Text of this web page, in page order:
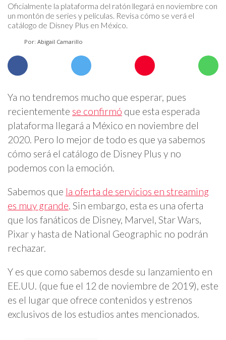
Oficialmente la plataforma del ratón llegará en noviembre con
un montón de series y películas. Revisa cómo se verá el
catálogo de Disney Plus en México.
Por: Abigail Camarillo
Ya no tendremos mucho que esperar, pues
recientemente se confirmó que esta esperada
plataforma llegará a México en noviembre del
2020. Pero lo mejor de todo es que ya sabemos
cómo será el catálogo de Disney Plus y no
podemos con la emoción.
Sabemos que la oferta de servicios en streaming
es muy grande. Sin embargo, esta es una oferta
que los fanáticos de Disney, Marvel, Star Wars,
Pixar y hasta de National Geographic no podrán
rechazar.
Y es que como sabemos desde su lanzamiento en
EE.UU. (que fue el 12 de noviembre de 2019), este
es el lugar que ofrece contenidos y estrenos
exclusivos de los estudios antes mencionados.